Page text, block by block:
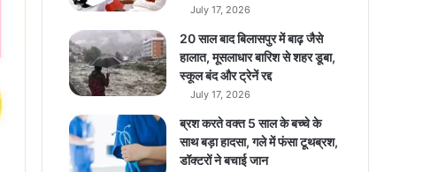
July 17, 2026
20 साल बाद बिलासपुर में बाढ़ जैसे
हालात, मूसलाधार बारिश से शहर डूबा,
स्कूल बंद और ट्रेनें रद्द
July 17, 2026
ब्रश करते वक्त 5 साल के बच्चे के
साथ बड़ा हादसा, गले में फंसा टूथब्रश,
डॉक्टरों ने बचाई जान